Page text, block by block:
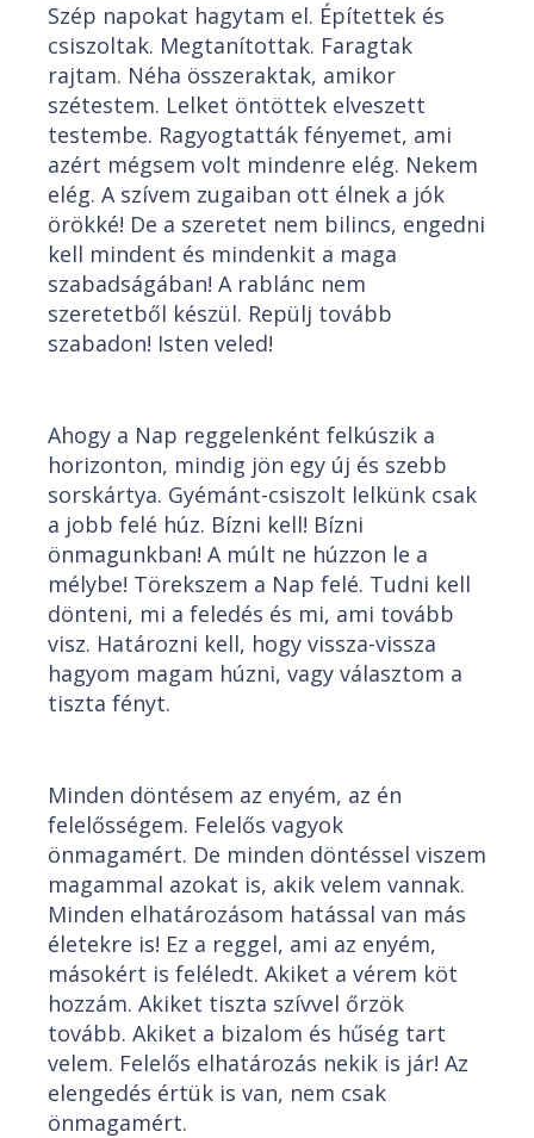
Szép napokat hagytam el. Építettek és
csiszoltak. Megtanítottak. Faragtak
rajtam. Néha összeraktak, amikor
szétestem. Lelket öntöttek elveszett
testembe. Ragyogtatták fényemet, ami
azért mégsem volt mindenre elég. Nekem
elég. A szívem zugaiban ott élnek a jók
örökké! De a szeretet nem bilincs, engedni
kell mindent és mindenkit a maga
szabadságában! A rablánc nem
szeretetből készül. Repülj tovább
szabadon! Isten veled!
Ahogy a Nap reggelenként felkúszik a
horizonton, mindig jön egy új és szebb
sorskártya. Gyémánt-csiszolt lelkünk csak
a jobb felé húz. Bízni kell! Bízni
önmagunkban! A múlt ne húzzon le a
mélybe! Törekszem a Nap felé. Tudni kell
dönteni, mi a feledés és mi, ami tovább
visz. Határozni kell, hogy vissza-vissza
hagyom magam húzni, vagy választom a
tiszta fényt.
Minden döntésem az enyém, az én
felelősségem. Felelős vagyok
önmagamért. De minden döntéssel viszem
magammal azokat is, akik velem vannak.
Minden elhatározásom hatással van más
életekre is! Ez a reggel, ami az enyém,
másokért is feléledt. Akiket a vérem köt
hozzám. Akiket tiszta szívvel őrzök
tovább. Akiket a bizalom és hűség tart
velem. Felelős elhatározás nekik is jár! Az
elengedés értük is van, nem csak
önmagamért.